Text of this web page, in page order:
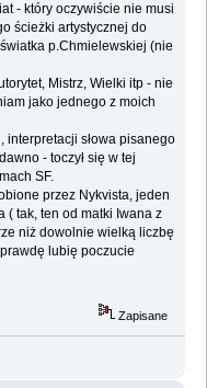
- który oczywiście nie musi
ścieżki artystycznej do
p.Chmielewskiej (nie
Mistrz, Wielki itp - nie
jako jednego z moich
słowa pisanego
- toczył się w tej
SF.
przez Nykvista, jeden
( tak, ten od matki Iwana z
niż dowolnie wielką liczbę
lubię poczucie
Zapisane